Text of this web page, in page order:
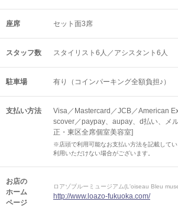
座席 セット面3席
スタッフ数 スタイリスト6人／アシスタント6人
駐車場 有り（コインパーキング全額負担♪）
支払い方法
Visa／Mastercard／JCB／American
scover／paypay、aupay、d払い、メ
正・東区全席個室美容室]
※店頭で利用可能なお支払い方法を記載して
利用いただけない場合がございます。
お店の
ホーム
ページ
ロアゾブルーミュージアム(L'oiseau Bleu
http://www.loazo-fukuoka.com/